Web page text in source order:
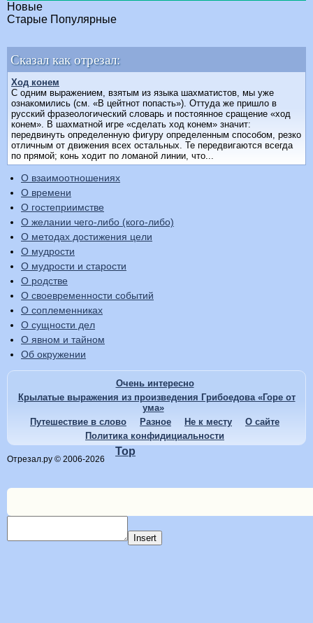
Новые
Старые Популярные
Сказал как отрезал:
Ход конем
С одним выражением, взятым из языка шахматистов, мы уже
ознакомились (см. «В цейтнот попасть»). Оттуда же пришло в
русский фразеологический словарь и постоянное сращение «ход
конем». В шахматной игре «сделать ход конем» значит:
передвинуть определенную фигуру определенным способом, резко
отличным от движения всех остальных. Те передвигаются всегда
по прямой; конь ходит по ломаной линии, что...
О взаимоотношениях
О времени
О гостеприимстве
О желании чего-либо (кого-либо)
О методах достижения цели
О мудрости
О мудрости и старости
О родстве
О своевременности событий
О соплеменниках
О сущности дел
О явном и тайном
Об окружении
Очень интересно
Крылатые выражения из произведения Грибоедова «Горе от
ума»
Путешествие в слово
Разное Не к месту
О сайте
Политика конфидициальности
Отрезал.ру © 2006-2026
Top
Insert